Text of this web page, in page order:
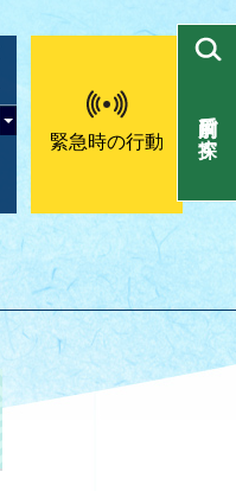
緊急時の行動 目的別で探す